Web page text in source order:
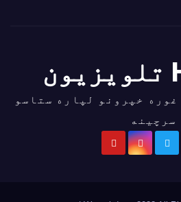
خپرونو لپاره ستاسو
سرچینه